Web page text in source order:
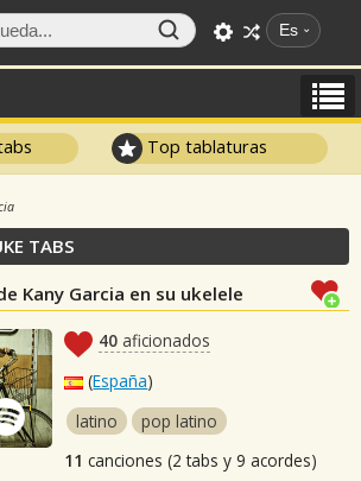
Es
Top tablaturas
TABS
Kany Garcia en su ukelele
40 aficionados
(España)
latino
pop latino
11 canciones (2 tabs y 9 acordes)